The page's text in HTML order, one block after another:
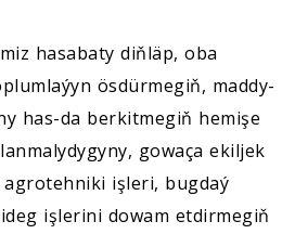
hasabaty diňläp, oba
ösdürmegiň, maddy-
has-da berkitmegiň hemişe
gowaça ekiljek
agrotehniki işleri, bugdaý
işlerini dowam etdirmegiň